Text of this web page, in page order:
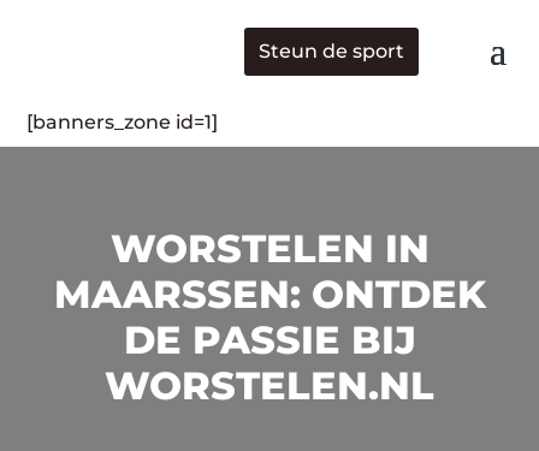
Steun de sport
[banners_zone id=1]
WORSTELEN IN
MAARSSEN: ONTDEK
DE PASSIE BIJ
WORSTELEN.NL